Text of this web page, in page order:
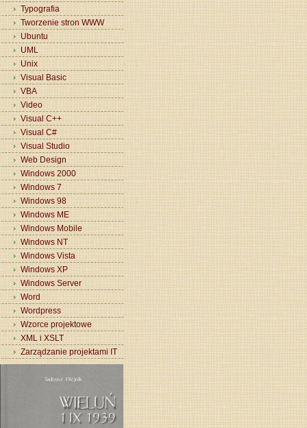
Typografia
Tworzenie stron WWW
Ubuntu
UML
Unix
Visual Basic
VBA
Video
Visual C++
Visual C#
Visual Studio
Web Design
Windows 2000
Windows 7
Windows 98
Windows ME
Windows Mobile
Windows NT
Windows Vista
Windows XP
Windows Server
Word
Wordpress
Wzorce projektowe
XML i XSLT
Zarządzanie projektami IT